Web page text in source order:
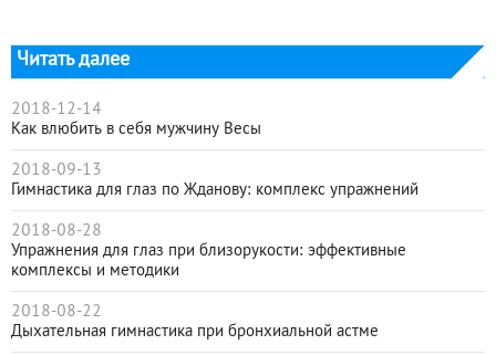
Читать далее
2018-12-14
Как влюбить в себя мужчину Весы
2018-09-13
Гимнастика для глаз по Жданову: комплекс упражнений
2018-08-28
Упражнения для глаз при близорукости: эффективные
комплексы и методики
2018-08-22
Дыхательная гимнастика при бронхиальной астме